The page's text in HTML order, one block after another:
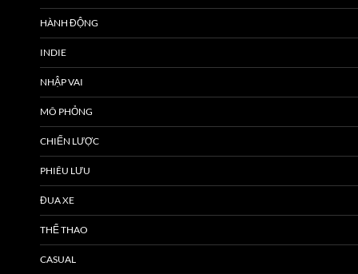
HÀNH ĐỘNG
INDIE
NHẬP VAI
MÔ PHỎNG
CHIẾN LƯỢC
PHIÊU LƯU
ĐUA XE
THỂ THAO
CASUAL